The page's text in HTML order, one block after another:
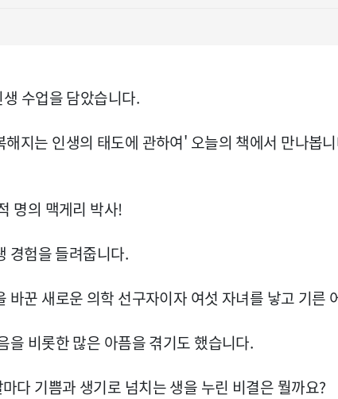
수업을 담았습니다.
지는 인생의 태도에 관하여' 오늘의 책에서 만나봅
명의 맥게리 박사!
경험을 들려줍니다.
바꾼 새로운 의학 선구자이자 여섯 자녀를 낳고 기른
을 비롯한 많은 아픔을 겪기도 했습니다.
다 기쁨과 생기로 넘치는 생을 누린 비결은 뭘까요?